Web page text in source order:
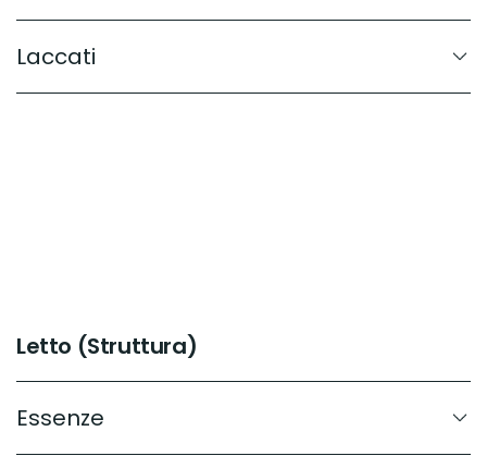
Laccati
Letto (Struttura)
Essenze